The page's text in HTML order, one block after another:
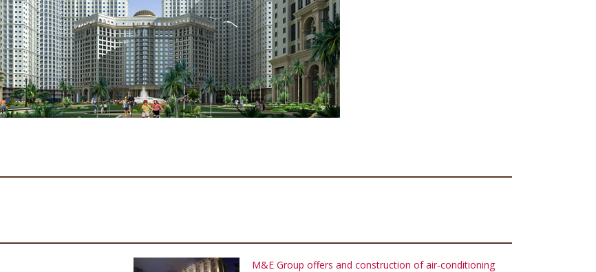
M&E Group offers and construction of air-conditioning